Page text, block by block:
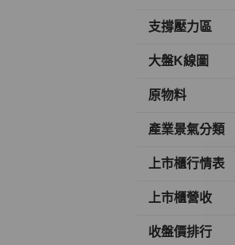
支撐壓力區
大盤K線圖
原物料
產業景氣分類
上市櫃行情表
上市櫃營收
收盤價排行